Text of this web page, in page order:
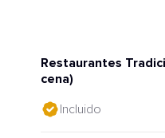
Restaurantes
cena)
Incluido